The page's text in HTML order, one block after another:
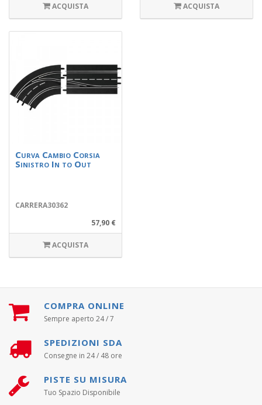
ACQUISTA ACQUISTA
Curva Cambio Corsia
Sinistro In to Out
CARRERA30362
57,90 €
ACQUISTA
COMPRA ONLINE
Sempre aperto 24 / 7
SPEDIZIONI SDA
Consegne in 24 / 48 ore
PISTE SU MISURA
Tuo Spazio Disponibile